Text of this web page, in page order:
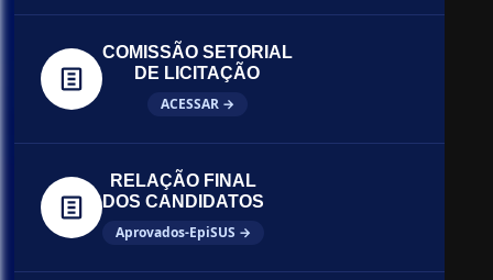
COMISSÃO SETORIAL
DE LICITAÇÃO
ACESSAR →
RELAÇÃO FINAL
DOS CANDIDATOS
Aprovados-EpiSUS →